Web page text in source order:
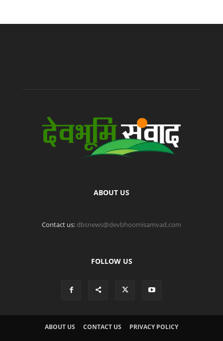
ABOUT US
Contact us: dbsnews@devbhoomisamvad.com
FOLLOW US
ABOUT US CONTACT US PRIVACY POLICY